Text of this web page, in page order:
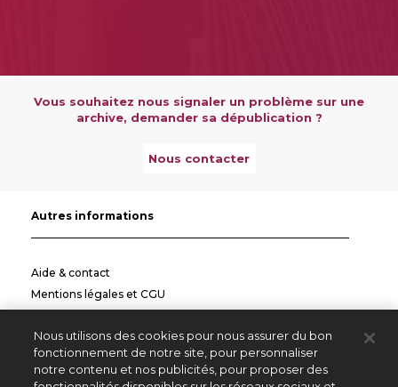
Vous souhaitez nous signaler un problème sur une
archive, demander sa dépublication ?
Nous contacter
Autres informations
Aide & contact
Mentions légales et CGU
Informations pratiques
Autres sites
Nous utilisons des cookies pour nous assurer du bon
fonctionnement de notre site, pour personnaliser
notre contenu et nos publicités, pour proposer des